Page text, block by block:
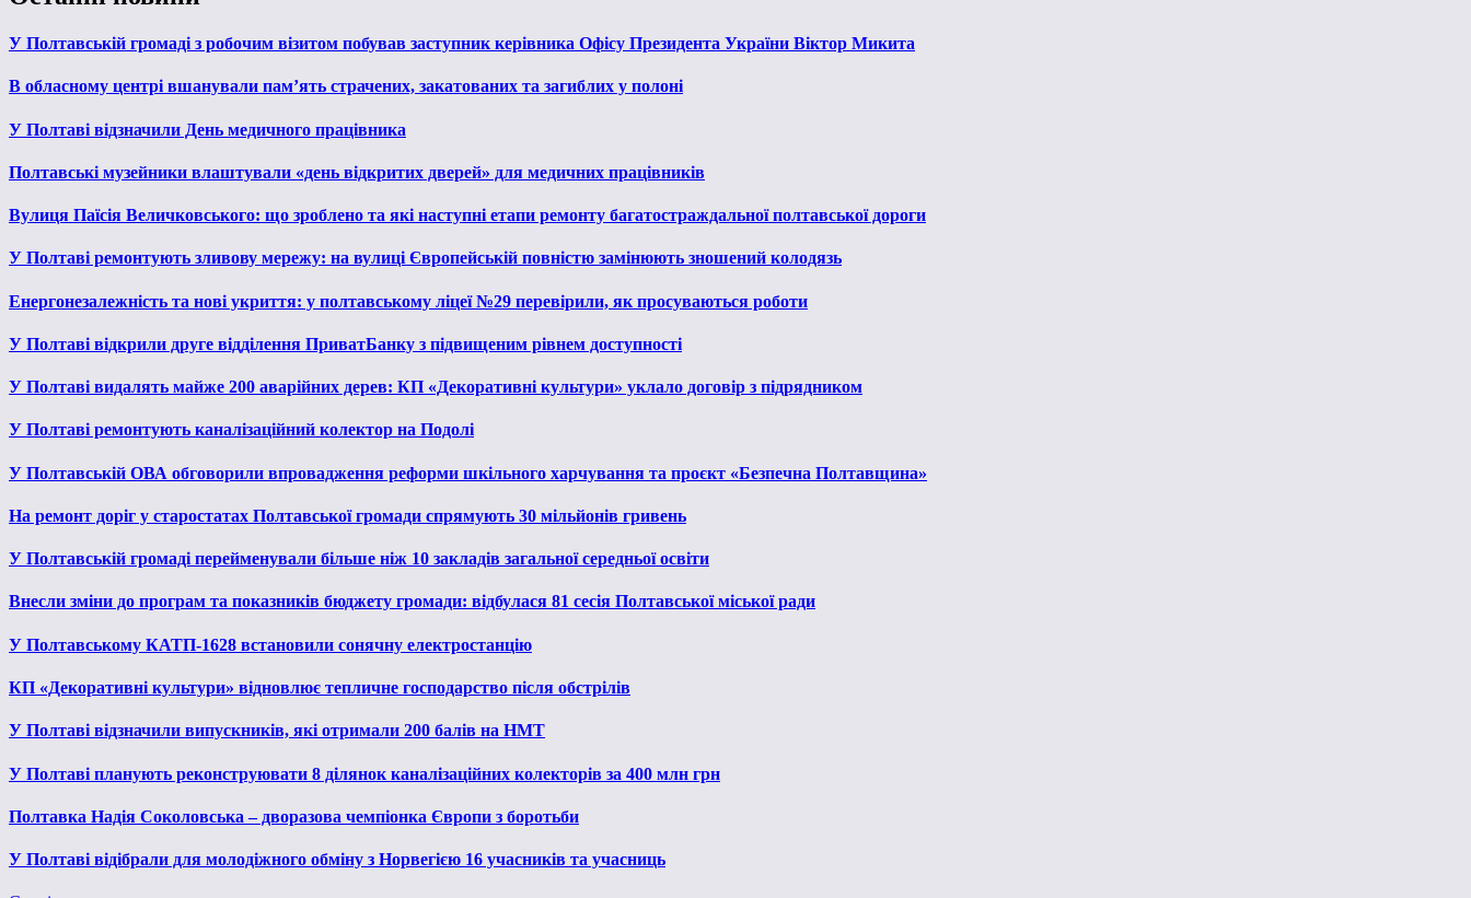
У Полтавській громаді з робочим візитом побував заступник керівника Офісу Президента України Віктор Микита
В обласному центрі вшанували пам’ять страчених, закатованих та загиблих у полоні
У Полтаві відзначили День медичного працівника
Полтавські музейники влаштували «день відкритих дверей» для медичних працівників
Вулиця Паїсія Величковського: що зроблено та які наступні етапи ремонту багатостраждальної полтавської дороги
У Полтаві ремонтують зливову мережу: на вулиці Європейській повністю замінюють зношений колодязь
Енергонезалежність та нові укриття: у полтавському ліцеї №29 перевірили, як просуваються роботи
У Полтаві відкрили друге відділення ПриватБанку з підвищеним рівнем доступності
У Полтаві видалять майже 200 аварійних дерев: КП «Декоративні культури» уклало договір з підрядником
У Полтаві ремонтують каналізаційний колектор на Подолі
У Полтавській ОВА обговорили впровадження реформи шкільного харчування та проєкт «Безпечна Полтавщина»
На ремонт доріг у старостатах Полтавської громади спрямують 30 мільйонів гривень
У Полтавській громаді перейменували більше ніж 10 закладів загальної середньої освіти
Внесли зміни до програм та показників бюджету громади: відбулася 81 сесія Полтавської міської ради
У Полтавському КАТП-1628 встановили сонячну електростанцію
КП «Декоративні культури» відновлює тепличне господарство після обстрілів
У Полтаві відзначили випускників, які отримали 200 балів на НМТ
У Полтаві планують реконструювати 8 ділянок каналізаційних колекторів за 400 млн грн
Полтавка Надія Соколовська – дворазова чемпіонка Європи з боротьби
У Полтаві відібрали для молодіжного обміну з Норвегією 16 учасників та учасниць